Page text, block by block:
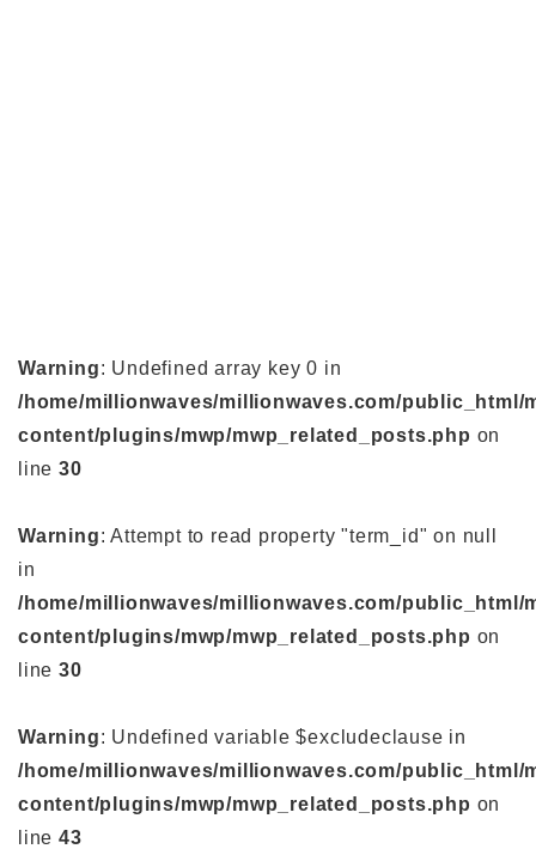
Warning: Undefined array key 0 in
/home/millionwaves/millionwaves.com/public_html/
content/plugins/mwp/mwp_related_posts.php on
line 30
Warning: Attempt to read property "term_id" on null
in
/home/millionwaves/millionwaves.com/public_html/
content/plugins/mwp/mwp_related_posts.php on
line 30
Warning: Undefined variable $excludeclause in
/home/millionwaves/millionwaves.com/public_html/
content/plugins/mwp/mwp_related_posts.php on
line 43